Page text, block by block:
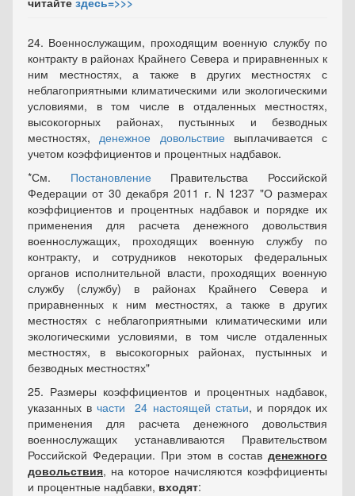
24. Военнослужащим, проходящим военную службу по
контракту в районах Крайнего Севера и приравненных к
ним местностях, а также в других местностях с
неблагоприятными климатическими или экологическими
условиями, в том числе в отдаленных местностях,
высокогорных районах, пустынных и безводных
местностях,денежное довольствиевыплачивается с
учетом коэффициентов и процентных надбавок.
*См. ПостановлениеПравительства Российской
Федерации от 30 декабря 2011 г. N 1237 "О размерах
коэффициентов и процентных надбавок и порядке их
применения для расчета денежного довольствия
военнослужащих, проходящих военную службу по
контракту, и сотрудников некоторых федеральных
органов исполнительной власти, проходящих военную
службу (службу) в районах Крайнего Севера и
приравненных к ним местностях, а также в других
местностях с неблагоприятными климатическими или
экологическими условиями, в том числе отдаленных
местностях, в высокогорных районах, пустынных и
безводных местностях"
25. Размеры коэффициентов и процентных надбавок,
указанных вчасти 24 настоящей статьи, и порядок их
применения для расчета денежного довольствия
военнослужащих устанавливаются Правительством
Российской Федерации. При этом в состав денежного
довольствия, на которое начисляются коэффициенты
и процентные надбавки, входят: